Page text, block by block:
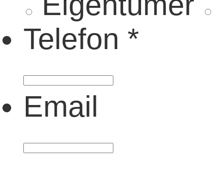
Telefon *
Email